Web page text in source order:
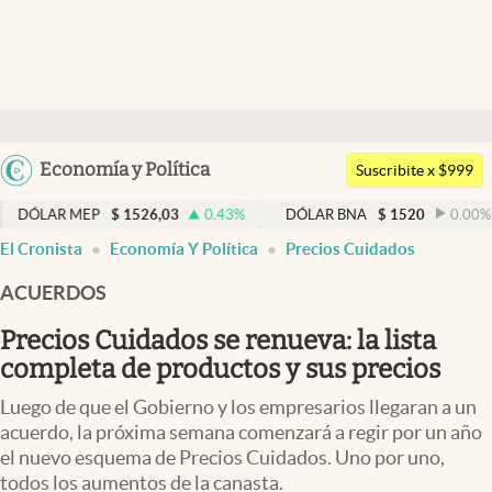
Argentina
Uruguay
Economía y Política
Members
Economía y Política
Finanzas y Mercados
Mercados Online
Negocios
Columnistas
Otras secciones
Apertura
Suscribite x $999
$ 1526,03 0.43% DÓLAR BNA $ 1520 0.00%
El Cronista Economía Y Política Precios Cuidados
ACUERDOS
Precios Cuidados se renueva: la lista
completa de productos y sus precios
Luego de que el Gobierno y los empresarios llegaran a un
acuerdo, la próxima semana comenzará a regir por un año
el nuevo esquema de Precios Cuidados. Uno por uno,
todos los aumentos de la canasta.